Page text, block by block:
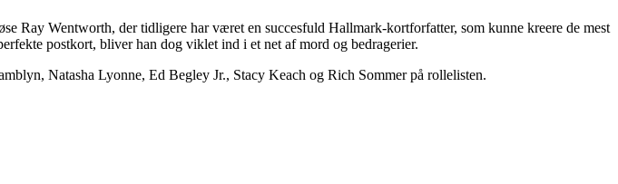
Ray Wentworth, der tidligere har været en succesfuld Hallmark-kortforfatter, som kunne kreere de mest
postkort, bliver han dog viklet ind i et net af mord og bedragerier.
Natasha Lyonne, Ed Begley Jr., Stacy Keach og Rich Sommer på rollelisten.